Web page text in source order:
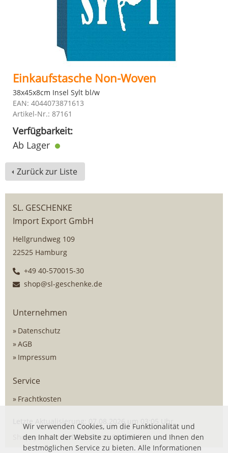
Einkaufstasche Non-Woven
38x45x8cm Insel Sylt bl/w
EAN: 4044073871613
Artikel-Nr.: 87161
Verfügbarkeit:
Ab Lager
Zurück zur Liste
SL. GESCHENKE
Import Export GmbH
Hellgrundweg 109
22525 Hamburg
+49 40-570015-30
shop@sl-geschenke.de
Unternehmen
Datenschutz
AGB
Impressum
Service
Frachtkosten
Letzte Aktualisierung: 07.08.2026 um 03:05 Uhr
Shopsystem vonDSISoftmit SOG ERP
Wir verwenden Cookies, um die Funktionalität und
den Inhalt der Website zu optimieren und Ihnen den
bestmöglichen Service zu bieten. Alle Informationen